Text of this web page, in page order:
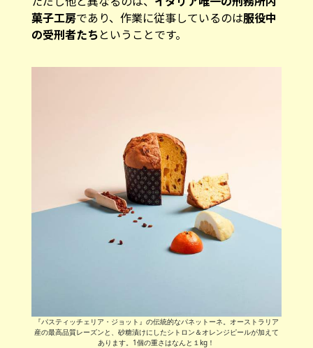
菓子工房であり、作業に従事しているのは服役中
の受刑者たちということです。
『パスティッチェリア・ジョット』の伝統的なパネットーネ。オーストラリア
産の最高品質レーズンと、砂糖漬けにしたシトロン＆オレンジピールが加えて
あります。1個の重さはなんと１kg！